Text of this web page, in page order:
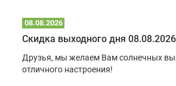
08.08.2026
Скидка выходного дня 08.08.2026
Друзья, мы желаем Вам солнечных
отличного настроения!